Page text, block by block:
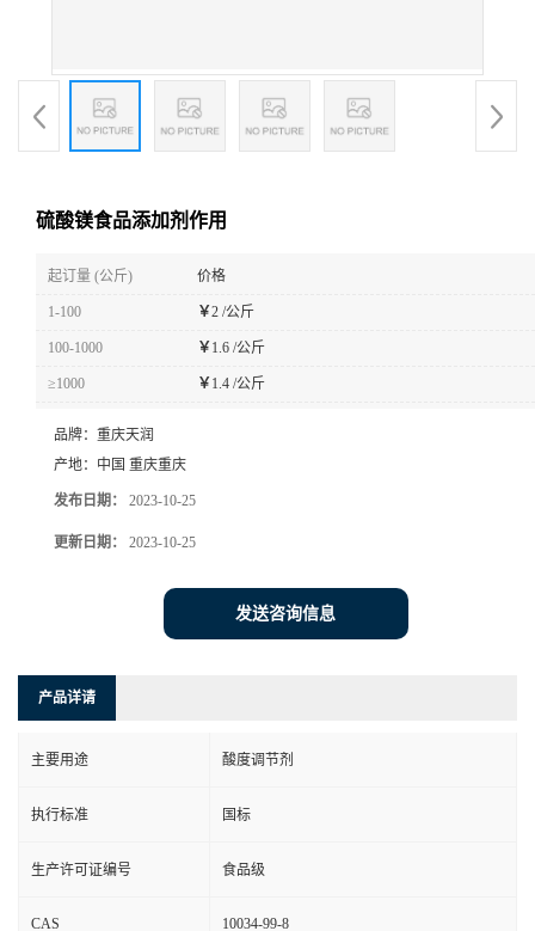
硫酸镁食品添加剂作用
起订量 (公斤) 价格
1-100 ￥2 /公斤
100-1000 ￥1.6 /公斤
≥1000 ￥1.4 /公斤
品牌： 重庆天润
产地： 中国 重庆重庆
发布日期： 2023-10-25
更新日期： 2023-10-25
发送咨询信息
产品详请
主要用途 酸度调节剂
执行标准 国标
生产许可证编号 食品级
CAS 10034-99-8